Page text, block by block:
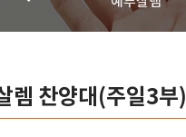
렘 찬양대(주일3부)